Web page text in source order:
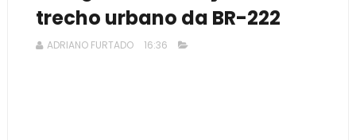
trecho urbano da BR-222
ADRIANO FURTADO 16:36